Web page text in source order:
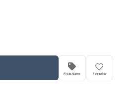
Fiyat Alarmı Favoriler